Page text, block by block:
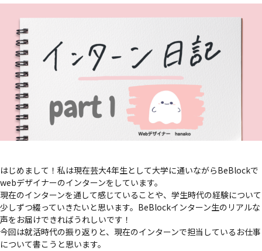
はじめまして！私は現在芸大4年生として大学に通いながらBeBlockで
webデザイナーのインターンをしています。
現在のインターンを通して感じていることや、学生時代の経験について
少しずつ綴っていきたいと思います。BeBlockインターン生のリアルな
声をお届けできればうれしいです！
今回は就活時代の振り返りと、現在のインターンで担当しているお仕事
について書こうと思います。